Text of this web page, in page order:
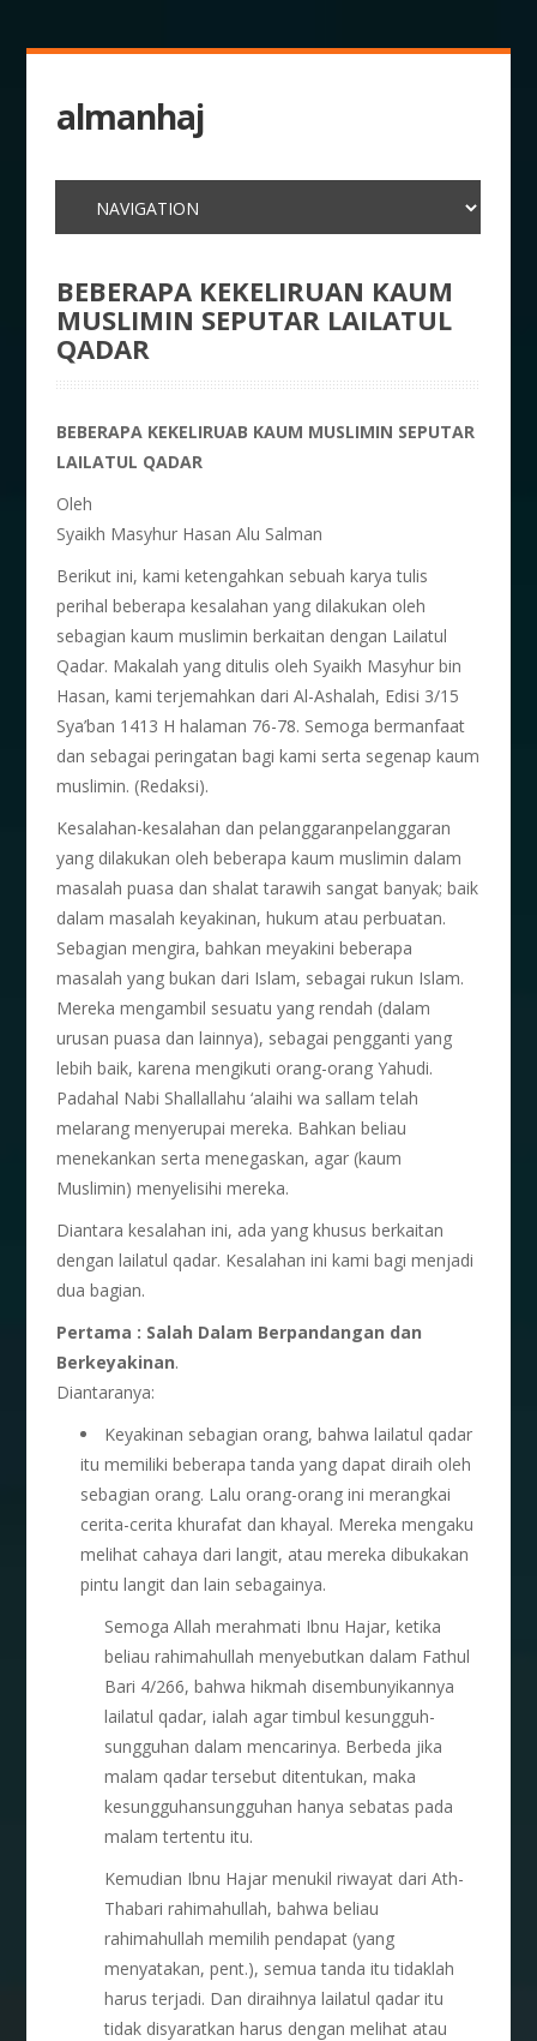
almanhaj
BEBERAPA KEKELIRUAN KAUM
MUSLIMIN SEPUTAR LAILATUL
QADAR
BEBERAPA KEKELIRUAB KAUM MUSLIMIN SEPUTAR
LAILATUL QADAR
Oleh
Syaikh Masyhur Hasan Alu Salman
Berikut ini, kami ketengahkan sebuah karya tulis
perihal beberapa kesalahan yang dilakukan oleh
sebagian kaum muslimin berkaitan dengan Lailatul
Qadar. Makalah yang ditulis oleh Syaikh Masyhur bin
Hasan, kami terjemahkan dari Al-Ashalah, Edisi 3/15
Sya’ban 1413 H halaman 76-78. Semoga bermanfaat
dan sebagai peringatan bagi kami serta segenap kaum
muslimin. (Redaksi).
Kesalahan-kesalahan dan pelanggaranpelanggaran
yang dilakukan oleh beberapa kaum muslimin dalam
masalah puasa dan shalat tarawih sangat banyak; baik
dalam masalah keyakinan, hukum atau perbuatan.
Sebagian mengira, bahkan meyakini beberapa
masalah yang bukan dari Islam, sebagai rukun Islam.
Mereka mengambil sesuatu yang rendah (dalam
urusan puasa dan lainnya), sebagai pengganti yang
lebih baik, karena mengikuti orang-orang Yahudi.
Padahal Nabi Shallallahu ‘alaihi wa sallam telah
melarang menyerupai mereka. Bahkan beliau
menekankan serta menegaskan, agar (kaum
Muslimin) menyelisihi mereka.
Diantara kesalahan ini, ada yang khusus berkaitan
dengan lailatul qadar. Kesalahan ini kami bagi menjadi
dua bagian.
Pertama : Salah Dalam Berpandangan dan
Berkeyakinan.
Diantaranya:
Keyakinan sebagian orang, bahwa lailatul qadar
itu memiliki beberapa tanda yang dapat diraih oleh
sebagian orang. Lalu orang-orang ini merangkai
cerita-cerita khurafat dan khayal. Mereka mengaku
melihat cahaya dari langit, atau mereka dibukakan
pintu langit dan lain sebagainya.
Semoga Allah merahmati Ibnu Hajar, ketika
beliau rahimahullah menyebutkan dalam Fathul
Bari 4/266, bahwa hikmah disembunyikannya
lailatul qadar, ialah agar timbul kesungguh-
sungguhan dalam mencarinya. Berbeda jika
malam qadar tersebut ditentukan, maka
kesungguhansungguhan hanya sebatas pada
malam tertentu itu.
Kemudian Ibnu Hajar menukil riwayat dari Ath-
Thabari rahimahullah, bahwa beliau
rahimahullah memilih pendapat (yang
menyatakan, pent.), semua tanda itu tidaklah
harus terjadi. Dan diraihnya lailatul qadar itu
tidak disyaratkan harus dengan melihat atau